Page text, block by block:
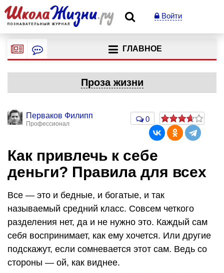
Войти
ГЛАВНОЕ
Проза жизни
Перваков Филипп
Профессионал
0
Как привлечь к себе
деньги? Правила для всех
Все — это и бедные, и богатые, и так
называемый средний класс. Совсем четкого
разделения нет, да и не нужно это. Каждый сам
себя воспринимает, как ему хочется. Или другие
подскажут, если сомневается этот сам. Ведь со
стороны — ой, как виднее.